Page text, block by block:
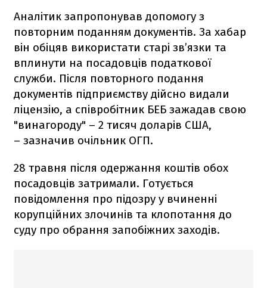
Аналітик запропонував допомогу з
повторним поданням документів. За хабар
він обіцяв використати старі зв’язки та
вплинути на посадовців податкової
служби. Після повторного подання
документів підприємству дійсно видали
ліцензію, а співробітник БЕБ зажадав свою
"винагороду" – 2 тисяч доларів США,
– зазначив очільник ОГП.
28 травня після одержання коштів обох
посадовців затримали. Готується
повідомлення про підозру у вчиненні
корупційних злочинів та клопотання до
суду про обрання запобіжних заходів.